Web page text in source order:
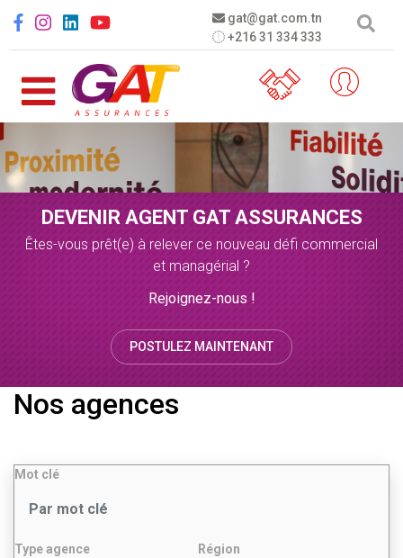
gat@gat.com.tn
+216 31 334 333
Social menu
DEVENIR AGENT GAT ASSURANCES
Êtes-vous prêt(e) à relever ce nouveau défi commercial
et managérial ?
Rejoignez-nous !
POSTULEZ MAINTENANT
Nos agences
Mot clé
Type agence Région